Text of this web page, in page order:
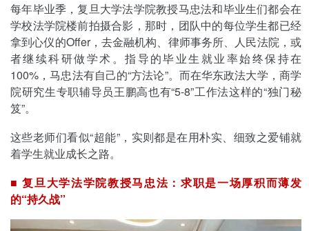
每年毕业季，复旦大学法学院教授马忠法和毕业生们都会在
学校法学院楼前拍摄合影，那时，团队中的每位学生都已经
拿到心仪的Offer，去金融机构、律师事务所、人民法院，或
者继续科研做学术。指导的毕业生就业率始终保持在
100%，马忠法有自己的“方法论”。而在华东政法大学，商学
院研究生专职辅导员王鹏高也有“5-8”工作法这样的“独门秘
笈”。
这些老师们看似“超能”，实则都是在用朴实、细致之爱铺就
着学生就业成长之路。
■ 复旦大学法学院教授马忠法：求职是一场厚积而薄发
的“持久战”